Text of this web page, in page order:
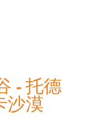
- 托德
沙漠